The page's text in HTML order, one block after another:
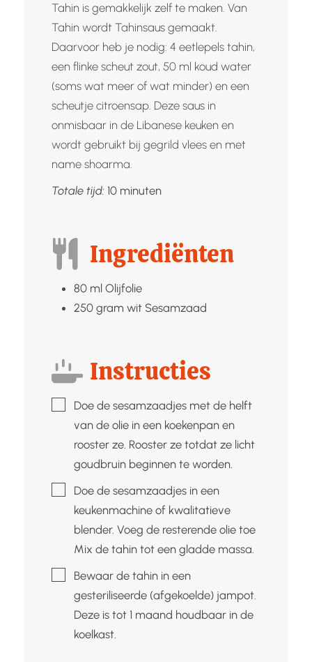
Tahin is gemakkelijk zelf te maken. Van
Tahin wordt Tahinsaus gemaakt.
Daarvoor heb je nodig: 4 eetlepels tahin,
een flinke scheut zout, 50 ml koud water
(soms wat meer of wat minder) en een
scheutje citroensap. Deze saus in
onmisbaar in de Libanese keuken en
wordt gebruikt bij gegrild vlees en met
name shoarma.
Totale tijd: 10minuten
minuten
Ingrediënten
80 ml Olijfolie
250 gram wit Sesamzaad
Instructies
▢Doe de sesamzaadjes met de helft
van de olie in een koekenpan en
rooster ze. Rooster ze totdat ze licht
goudbruin beginnen te worden.
▢Doe de sesamzaadjes in een
keukenmachine of kwalitatieve
blender. Voeg de resterende olie toe
Mix de tahin tot een gladde massa.
▢Bewaar de tahin in een
gesteriliseerde (afgekoelde) jampot.
Deze is tot 1 maand houdbaar in de
koelkast.